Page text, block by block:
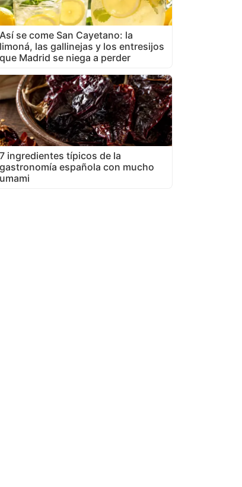
Así se come San Cayetano: la
limoná, las gallinejas y los entresijos
que Madrid se niega a perder
7 ingredientes típicos de la
gastronomía española con mucho
umami